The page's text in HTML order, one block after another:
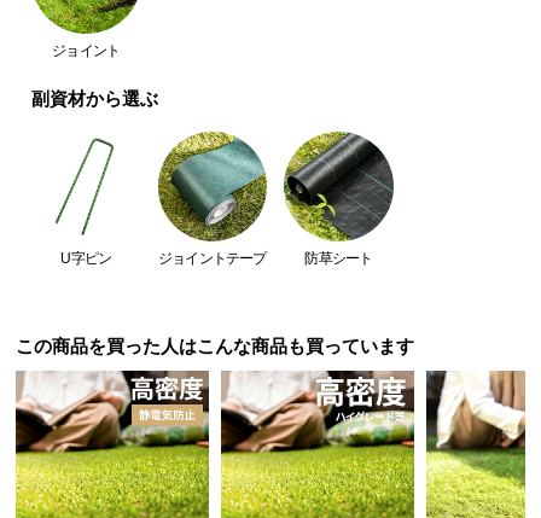
つ
い
置
に
い
て
搬
ジョイント
副資材から選ぶ
U字ピン ジョイントテープ 防草シート
この商品を買った人はこんな商品も買っています